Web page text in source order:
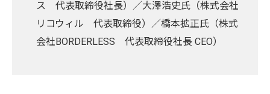
ス 代表取締役社長）／大澤浩史氏（株式会社
リコウィル 代表取締役）／橋本拡正氏（株式
会社BORDERLESS 代表取締役社長 CEO）